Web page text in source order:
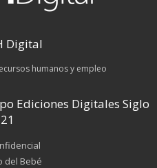
Digital
humanos y empleo
Ediciones Digitales Siglo
21
del Bebé